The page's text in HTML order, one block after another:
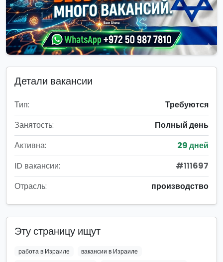
Детали вакансии
Тип:
Требуются
Занятость:
Полный день
Активна:
29 дней
ID вакансии:
#111697
Отрасль:
производство
Эту страницу ищут
работа в Израиле
вакансии в Израиле